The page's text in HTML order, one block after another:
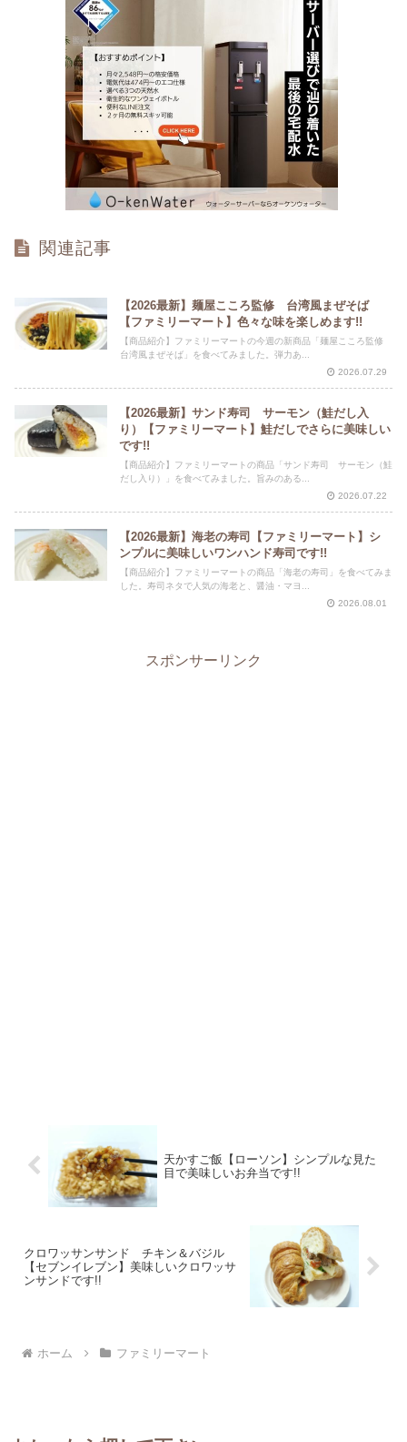
関連記事
【2026最新】麺屋こころ監修 台湾風まぜそば
【ファミリーマート】色々な味を楽しめます!!
【商品紹介】ファミリーマートの今週の新商品「麺屋こころ監修
台湾風まぜそば」を食べてみました。弾力あ...
2026.07.29
【2026最新】サンド寿司 サーモン（鮭だし入
り）【ファミリーマート】鮭だしでさらに美味しい
です!!
【商品紹介】ファミリーマートの商品「サンド寿司 サーモン（鮭
だし入り）」を食べてみました。旨みのある...
2026.07.22
【2026最新】海老の寿司【ファミリーマート】シ
ンプルに美味しいワンハンド寿司です!!
【商品紹介】ファミリーマートの商品「海老の寿司」を食べてみま
した。寿司ネタで人気の海老と、醤油・マヨ...
2026.08.01
スポンサーリンク
天かすご飯【ローソン】シンプルな見た
目で美味しいお弁当です!!
クロワッサンサンド チキン＆バジル
【セブンイレブン】美味しいクロワッサ
ンサンドです!!
ホーム ファミリーマート